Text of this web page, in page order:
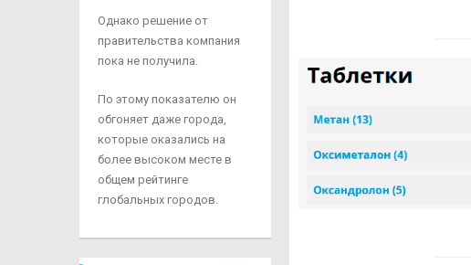
Однако решение от
правительства компания
пока не получила.
По этому показателю он
обгоняет даже города,
которые оказались на
более высоком месте в
общем рейтинге
глобальных городов.